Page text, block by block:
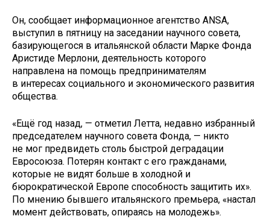
Он, сообщает информационное агентство ANSA,
выступил в пятницу на заседании научного совета,
базирующегося в итальянской области Марке Фонда
Аристиде Мерлони, деятельность которого
направлена на помощь предпринимателям
в интересах социального и экономического развития
общества.
«Ещё год назад, — отметил Летта, недавно избранный
председателем научного совета Фонда, — никто
не мог предвидеть столь быстрой деградации
Евросоюза. Потерян контакт с его гражданами,
которые не видят больше в холодной и
бюрократической Европе способность защитить их».
По мнению бывшего итальянского премьера, «настал
момент действовать, опираясь на молодежь».